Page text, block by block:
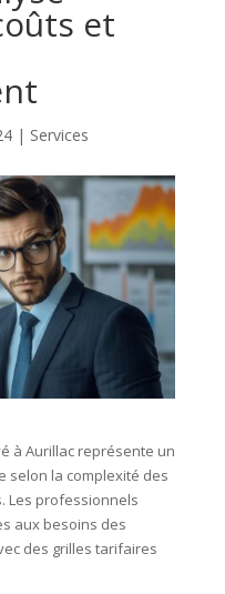
et
| Services
à Aurillac représente un
selon la complexité des
Les professionnels
aux besoins des
des grilles tarifaires